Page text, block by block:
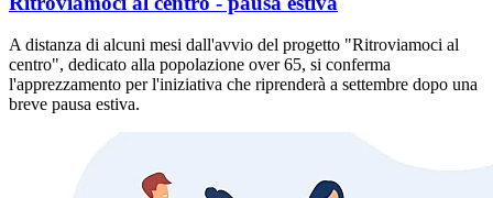
A distanza di alcuni mesi dall'avvio del progetto "Ritroviamoci al
centro", dedicato alla popolazione over 65, si conferma
l'apprezzamento per l'iniziativa che riprenderà a settembre dopo una
breve pausa estiva.